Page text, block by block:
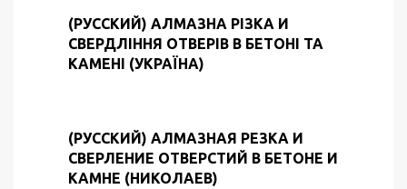
(РУССКИЙ) АЛМАЗНА РІЗКА И
СВЕРДЛІННЯ ОТВЕРІВ В БЕТОНІ ТА
КАМЕНІ (УКРАЇНА)
(РУССКИЙ) АЛМАЗНАЯ РЕЗКА И
СВЕРЛЕНИЕ ОТВЕРСТИЙ В БЕТОНЕ И
КАМНЕ (НИКОЛАЕВ)